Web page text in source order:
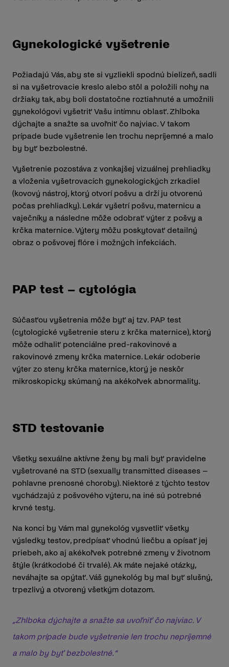
Gynekologické vyšetrenie
Požiadajú Vás, aby ste si vyzliekli spodnú bielizeň, sadli
si na vyšetrovacie kreslo alebo stôl a položili nohy na
držiaky tak, aby boli dostatočne roztiahnuté a umožnili
gynekológovi vyšetriť Vašu intímnu oblasť. Zhlboka
dýchajte a snažte sa uvoľniť čo najviac. V takom
prípade bude vyšetrenie len trochu nepríjemné a malo
by byť bezbolestné.
Vyšetrenie pozostáva z vonkajšej vizuálnej prehliadky
a vloženia vyšetrovacích gynekologických zrkadiel
(kovový nástroj, ktorý otvorí pošvu a drží ju otvorenú
počas prehliadky). Lekár vyšetrí pošvu, maternicu a
vaječníky a následne môže odobrať výter z pošvy a
krčka maternice. Výtery môžu poskytovať detailný
obraz o pošvovej flóre i možných infekciách.
PAP test – cytológia
Súčasťou vyšetrenia môže byť aj tzv. PAP test
(cytologické vyšetrenie steru z krčka maternice), ktorý
môže odhaliť potenciálne pred-rakovinové a
rakovinové zmeny krčka maternice. Lekár odoberie
výter zo steny krčka maternice, ktorý je neskôr
mikroskopicky skúmaný na akékoľvek abnormality.
STD testovanie
Všetky sexuálne aktívne ženy by mali byť pravidelne
vyšetrované na STD (sexually transmitted diseases –
pohlavne prenosné choroby). Niektoré z týchto testov
vychádzajú z pošvového výteru, na iné sú potrebné
krvné testy.
Na konci by Vám mal gynekológ vysvetliť všetky
výsledky testov, predpísať vhodnú liečbu a opísať jej
priebeh, ako aj akékoľvek potrebné zmeny v životnom
štýle (krátkodobé či trvalé). Ak máte nejaké otázky,
neváhajte sa opýtať. Váš gynekológ by mal byť slušný,
trpezlivý a otvorený všetkým dotazom.
„Zhlboka dýchajte a snažte sa uvoľniť čo najviac. V
takom prípade bude vyšetrenie len trochu nepríjemné
a malo by byť bezbolestné.“